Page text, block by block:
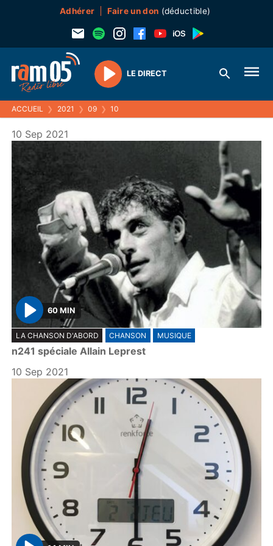
Adhérer Faire un don (déductible)
Play
LE DIRECT
ACCUEIL ❯ 2021 ❯ 09 ❯ 10
10 Sep 2021
P
l
a
y
60 MIN
LA CHANSON D'ABORD CHANSON MUSIQUE
n241 spéciale Allain Leprest
10 Sep 2021